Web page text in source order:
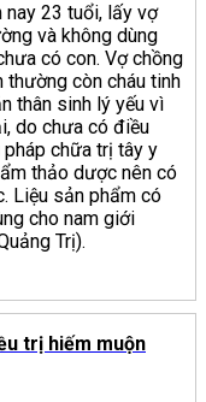
nay 23 tuổi, lấy vợ
và không dùng
có con. Vợ chồng
thường còn cháu tinh
thân sinh lý yếu vì
do chưa có điều
chữa trị tây y
thảo dược nên có
Liệu sản phẩm có
cho nam giới
Trị).
trị hiếm muộn